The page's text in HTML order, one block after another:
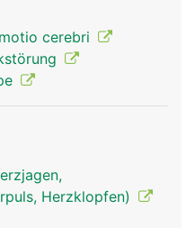
die den
Grosshirn steuert
Gedanken, Gefühle,
Das
Koordination von
optimalen Funktion ist
Durchblutung
des Blutflusses
cerebri
Herzklopfen)